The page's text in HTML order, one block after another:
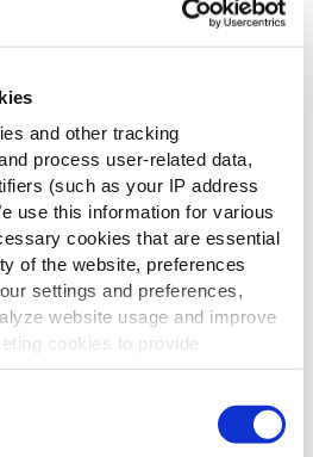
and other tracking
process user-related data,
(such as your IP address
use this information for various
cookies that are essential
of the website, preferences
settings and preferences,
website usage and improve
cookies to provide
advertising.
you consent to the use of
to customize your preferences,
friet fungeert als isolatie die
te houden. Door deze
blijven gecoate frietjes
gecoate frietjes, zelfs nadat
Dit zorgt ervoor dat
en smaak. Dit
een populaire keuze voor